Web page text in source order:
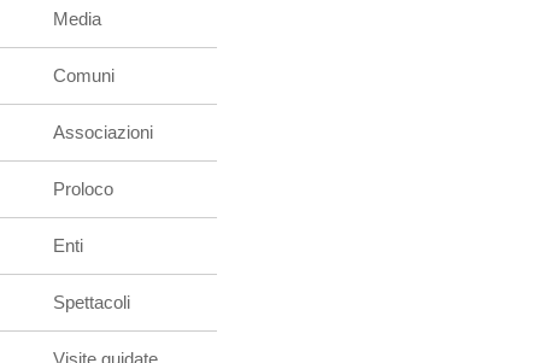
Media
Comuni
Associazioni
Proloco
Enti
Spettacoli
Visite guidate